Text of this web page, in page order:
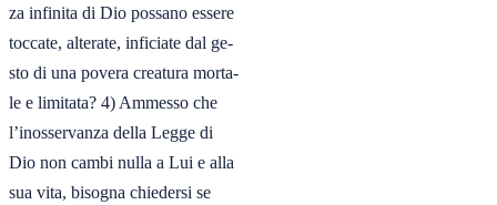
za infinita di Dio possano essere
toccate, alterate, inficiate dal ge-
sto di una povera creatura morta-
le e limitata? 4) Ammesso che
l’inosservanza della Legge di
Dio non cambi nulla a Lui e alla
sua vita, bisogna chiedersi se